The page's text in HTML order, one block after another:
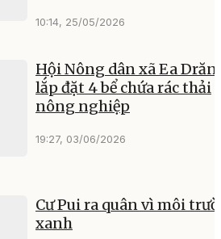
10:14, 25/05/2026
Hội Nông dân xã Ea
lắp đặt 4 bể chứa rác thải
nông nghiệp
19:27, 03/06/2026
Cư Pui ra quân vì môi
xanh